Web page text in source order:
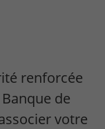
renforcée
de
votre